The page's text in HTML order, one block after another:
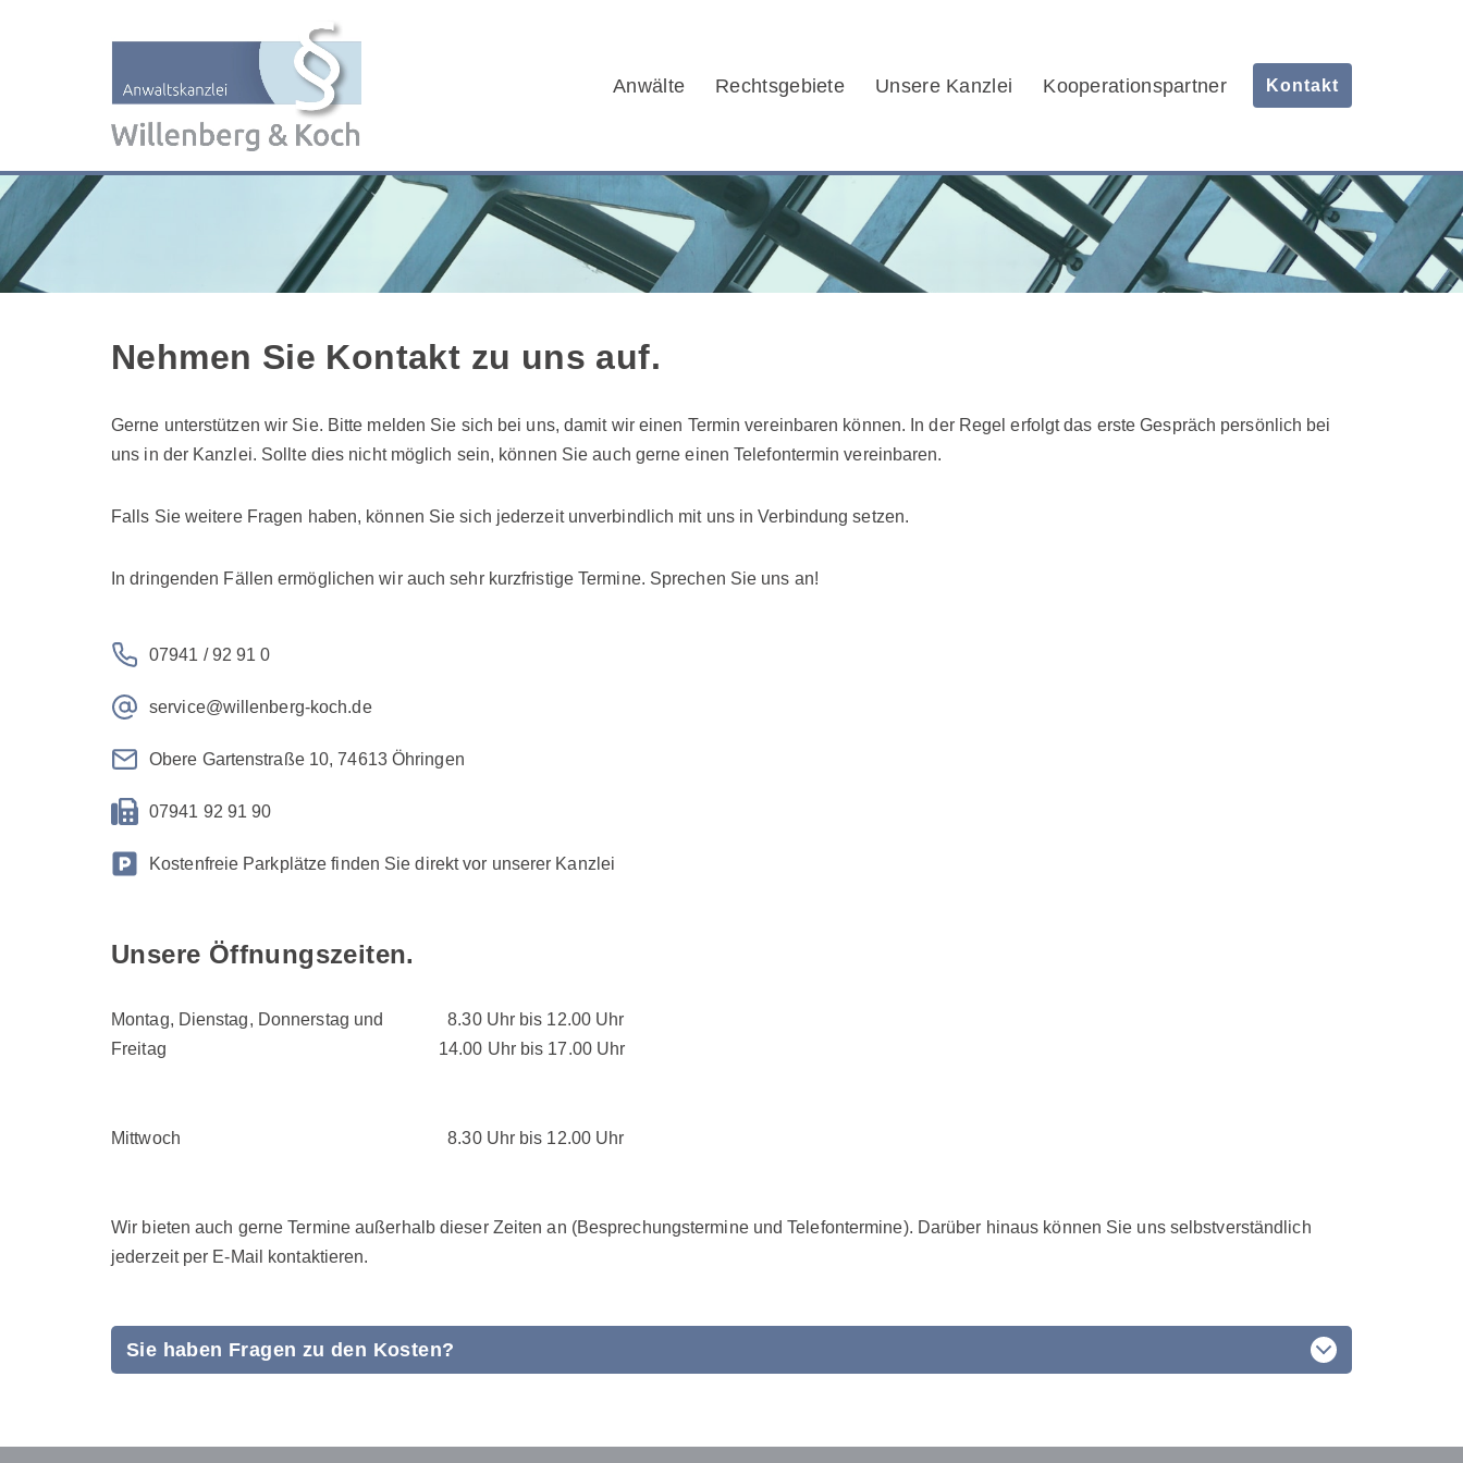
Anwälte Rechtsgebiete Unsere Kanzlei Kooperationspartner Kontakt
Nehmen Sie Kontakt zu uns auf.
Gerne unterstützen wir Sie. Bitte melden Sie sich bei uns, damit wir einen Termin vereinbaren können. In der Regel erfolgt das erste Gespräch persönlich bei
uns in der Kanzlei. Sollte dies nicht möglich sein, können Sie auch gerne einen Telefontermin vereinbaren.
Falls Sie weitere Fragen haben, können Sie sich jederzeit unverbindlich mit uns in Verbindung setzen.
In dringenden Fällen ermöglichen wir auch sehr kurzfristige Termine. Sprechen Sie uns an!
07941 / 92 91 0
service@willenberg-koch.de
Obere Gartenstraße 10, 74613 Öhringen
07941 92 91 90
Kostenfreie Parkplätze finden Sie direkt vor unserer Kanzlei
Unsere Öffnungszeiten.
Montag, Dienstag, Donnerstag und
Freitag
8.30 Uhr bis 12.00 Uhr
14.00 Uhr bis 17.00 Uhr
Mittwoch 8.30 Uhr bis 12.00 Uhr
Wir bieten auch gerne Termine außerhalb dieser Zeiten an (Besprechungstermine und Telefontermine). Darüber hinaus können Sie uns selbstverständlich
jederzeit per E-Mail kontaktieren.
Sie haben Fragen zu den Kosten?